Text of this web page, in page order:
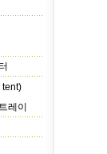
tent)
레이